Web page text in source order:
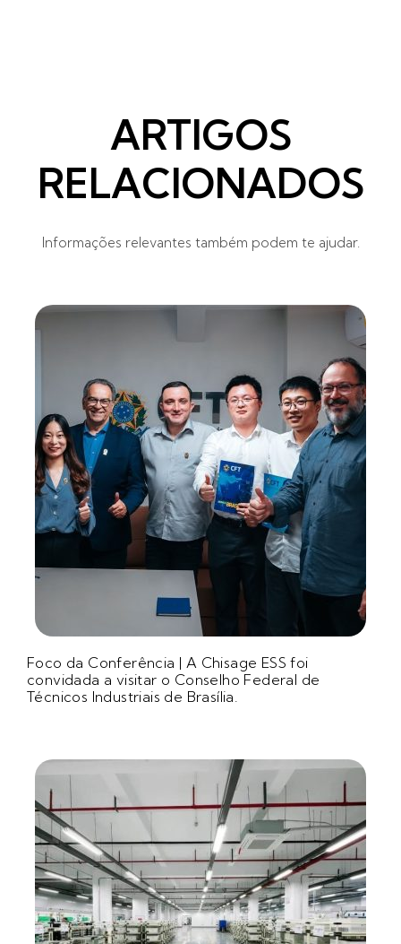
ARTIGOS
RELACIONADOS
Informações relevantes também podem te ajudar.
Foco da Conferência | A Chisage ESS foi
convidada a visitar o Conselho Federal de
Técnicos Industriais de Brasília.